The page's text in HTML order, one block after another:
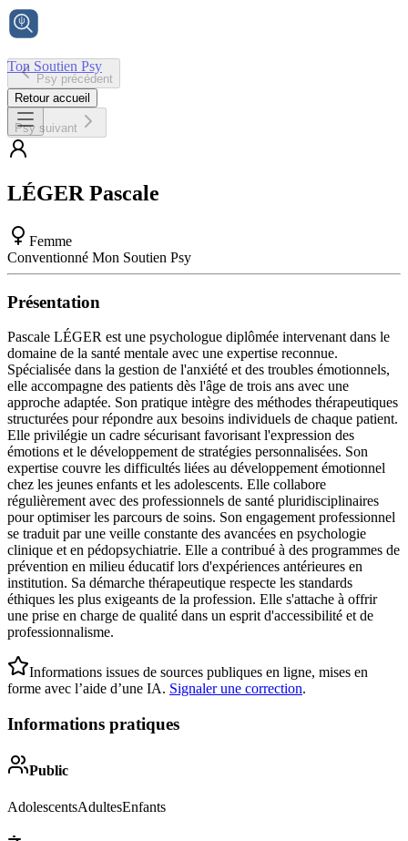
Ton Soutien Psy
Accueil
Psy précédent
Retour accueil
Psy suivant
LÉGER Pascale
Femme
Conventionné Mon Soutien Psy
Présentation
Pascale LÉGER est une psychologue diplômée intervenant dans le
domaine de la santé mentale avec une expertise reconnue.
Spécialisée dans la gestion de l'anxiété et des troubles émotionnels,
elle accompagne des patients dès l'âge de trois ans avec une
approche adaptée. Son pratique intègre des méthodes thérapeutiques
structurées pour répondre aux besoins individuels de chaque patient.
Elle privilégie un cadre sécurisant favorisant l'expression des
émotions et le développement de stratégies personnalisées. Son
expertise couvre les difficultés liées au développement émotionnel
chez les jeunes enfants et les adolescents. Elle collabore
régulièrement avec des professionnels de santé pluridisciplinaires
pour optimiser les parcours de soins. Son engagement professionnel
se traduit par une veille constante des avancées en psychologie
clinique et en pédopsychiatrie. Elle a contribué à des programmes de
prévention en milieu éducatif lors d'expériences antérieures en
institution. Sa démarche thérapeutique respecte les standards
éthiques les plus exigeants de la profession. Elle s'attache à offrir
une prise en charge de qualité dans un esprit d'accessibilité et de
professionnalisme.
Informations issues de sources publiques en ligne, mises en
forme avec l’aide d’une IA. Signaler une correction.
Informations pratiques
Public
AdolescentsAdultesEnfants